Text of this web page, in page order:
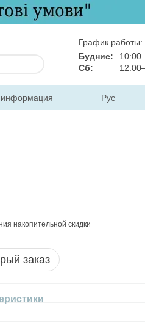
График работы:
Будние:
Сб:
информация
Рус
накопительной скидки
заказ